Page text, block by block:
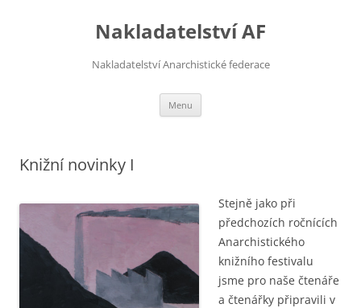
Nakladatelství AF
Nakladatelství Anarchistické federace
Menu
Knižní novinky I
Stejně jako při
předchozích ročnících
Anarchistického
knižního festivalu
jsme pro naše čtenáře
a čtenářky připravili v